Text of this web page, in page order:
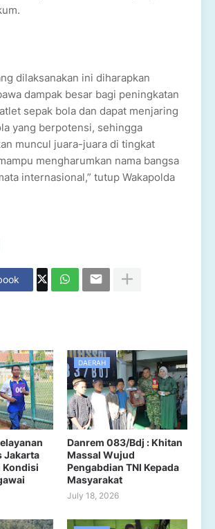
dilaksanakan ini diharapkan
dampak besar bagi peningkatan
sepak bola dan dapat menjaring
yang berpotensi, sehingga
muncul juara-juara di tingkat
mengharumkan nama bangsa
internasional,” tutup Wakapolda
Jakarta
Kondisi
DAERAH
Danrem 083/Bdj : Khitan
Massal Wujud
Pengabdian TNI Kepada
Masyarakat
July 18, 2026